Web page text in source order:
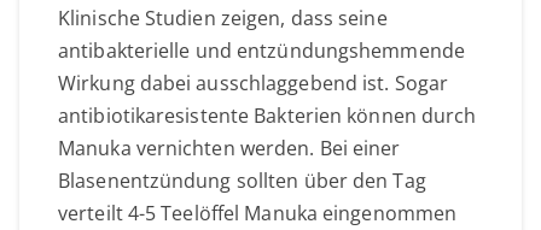
Klinische Studien zeigen, dass seine
antibakterielle und entzündungshemmende
Wirkung dabei ausschlaggebend ist. Sogar
antibiotikaresistente Bakterien können durch
Manuka vernichten werden. Bei einer
Blasenentzündung sollten über den Tag
verteilt 4-5 Teelöffel Manuka eingenommen